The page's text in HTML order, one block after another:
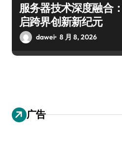
服务器技术深度融合
启跨界创新新纪元
dawei 8 月 8, 2026
广告